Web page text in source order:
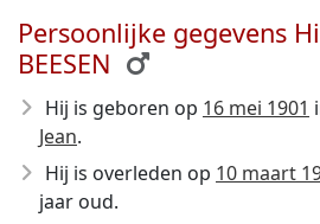
Persoonlijke gegevens
BEESEN
Hij is geboren op 16 mei 1901
Jean.
Hij is overleden op 10 maart
jaar oud.